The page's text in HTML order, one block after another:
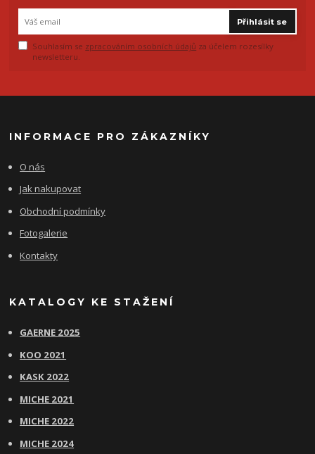
Přihlásit se
Souhlasím se zpracováním osobních údajů za účelem rozesílky
newsletteru.
INFORMACE PRO ZÁKAZNÍKY
O nás
Jak nakupovat
Obchodní podmínky
Fotogalerie
Kontakty
KATALOGY KE STAŽENÍ
GAERNE 2025
KOO 2021
KASK 2022
MICHE 2021
MICHE 2022
MICHE 2024